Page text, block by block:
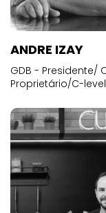
ANDRE IZAY
GDB - Presidente/
Proprietário/C-level